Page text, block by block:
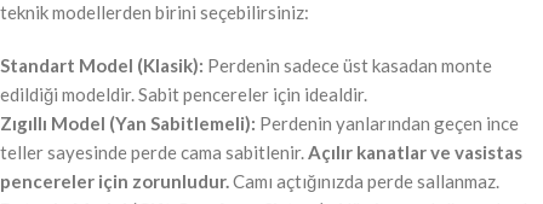
teknik modellerden birini seçebilirsiniz:
Standart Model (Klasik): Perdenin sadece üst kasadan monte
edildiği modeldir. Sabit pencereler için idealdir.
Zıgıllı Model (Yan Sabitlemeli): Perdenin yanlarından geçen ince
teller sayesinde perde cama sabitlenir.Açılır kanatlar ve vasistas
pencereler için zorunludur.Camı açtığınızda perde sallanmaz.